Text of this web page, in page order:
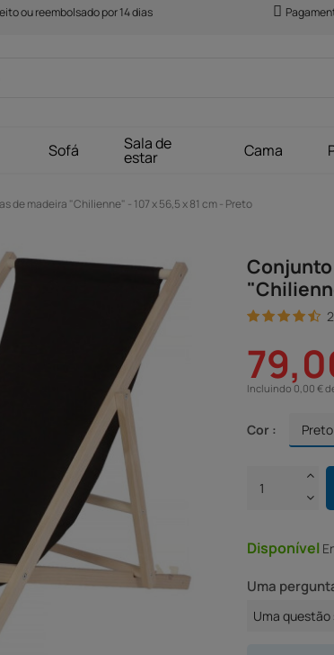
ou reembolsado por 14 dias
Sofá Sala de
estar Cama
de madeira "Chilienne" - 107 x 56,5 x 81 cm - Preto
Incluindo 0,00 €
Cor :
Disponível
Uma
Uma